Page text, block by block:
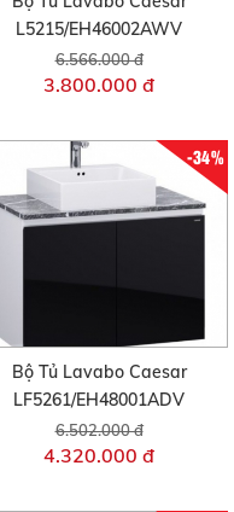
L5215/EH46002AWV
6.566.000 đ
3.800.000 đ
-34%
Bộ Tủ Lavabo Caesar
LF5261/EH48001ADV
6.502.000 đ
4.320.000 đ